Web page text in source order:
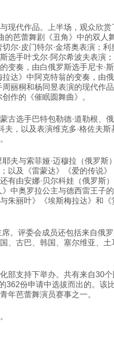
现代作品。上半场，观众欣赏
的芭蕾舞剧《丑角》中的双人
尔·皮门特尔·金塔奥表演；利
选手叶戈尔·阿尔希波夫表演；
变奏，由白俄罗斯选手尼卡·斯
达》中阿克特翁的变奏，由
丽桐和杨同昱表演的现代作
作的《催眠圆舞曲》。
古选手巴特包勒德·道勒根、
夫，以及表演维克多·格佐夫斯
夫与索菲娅·迈穆拉（俄罗斯
以及《雷蒙达》《爱的传说》
有由安娜·贝尔科娃（俄罗斯
中奥罗拉公主与德西雷王子的
朱丽叶》《埃斯梅拉达》和《
。评委会成员还包括来自俄
、古巴、韩国、塞尔维亚、土
部支持下举办。共有来自30个
362份申请中选拔而出的。该
年芭蕾舞演员赛事之一。